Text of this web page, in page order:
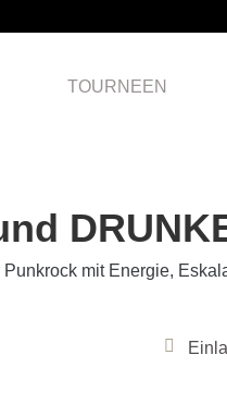
TOURNEEN
mit Energie,